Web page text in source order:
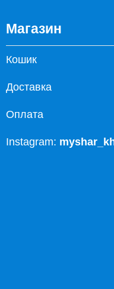
Магазин
Кошик
Доставка
Оплата
Instagram: